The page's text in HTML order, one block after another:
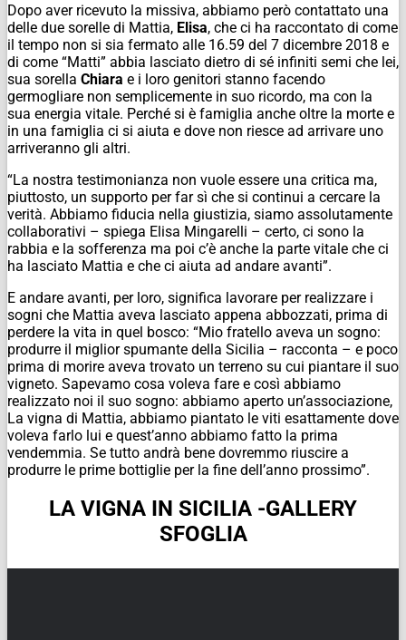
Dopo aver ricevuto la missiva, abbiamo però contattato una
delle due sorelle di Mattia, Elisa, che ci ha raccontato di come
il tempo non si sia fermato alle 16.59 del 7 dicembre 2018 e
di come “Matti” abbia lasciato dietro di sé infiniti semi che lei,
sua sorella Chiara e i loro genitori stanno facendo
germogliare non semplicemente in suo ricordo, ma con la
sua energia vitale. Perché si è famiglia anche oltre la morte e
in una famiglia ci si aiuta e dove non riesce ad arrivare uno
arriveranno gli altri.
“La nostra testimonianza non vuole essere una critica ma,
piuttosto, un supporto per far sì che si continui a cercare la
verità. Abbiamo fiducia nella giustizia, siamo assolutamente
collaborativi – spiega Elisa Mingarelli – certo, ci sono la
rabbia e la sofferenza ma poi c’è anche la parte vitale che ci
ha lasciato Mattia e che ci aiuta ad andare avanti”.
E andare avanti, per loro, significa lavorare per realizzare i
sogni che Mattia aveva lasciato appena abbozzati, prima di
perdere la vita in quel bosco: “Mio fratello aveva un sogno:
produrre il miglior spumante della Sicilia – racconta – e poco
prima di morire aveva trovato un terreno su cui piantare il suo
vigneto. Sapevamo cosa voleva fare e così abbiamo
realizzato noi il suo sogno: abbiamo aperto un’associazione,
La vigna di Mattia, abbiamo piantato le viti esattamente dove
voleva farlo lui e quest’anno abbiamo fatto la prima
vendemmia. Se tutto andrà bene dovremmo riuscire a
produrre le prime bottiglie per la fine dell’anno prossimo”.
LA VIGNA IN SICILIA -GALLERY
SFOGLIA